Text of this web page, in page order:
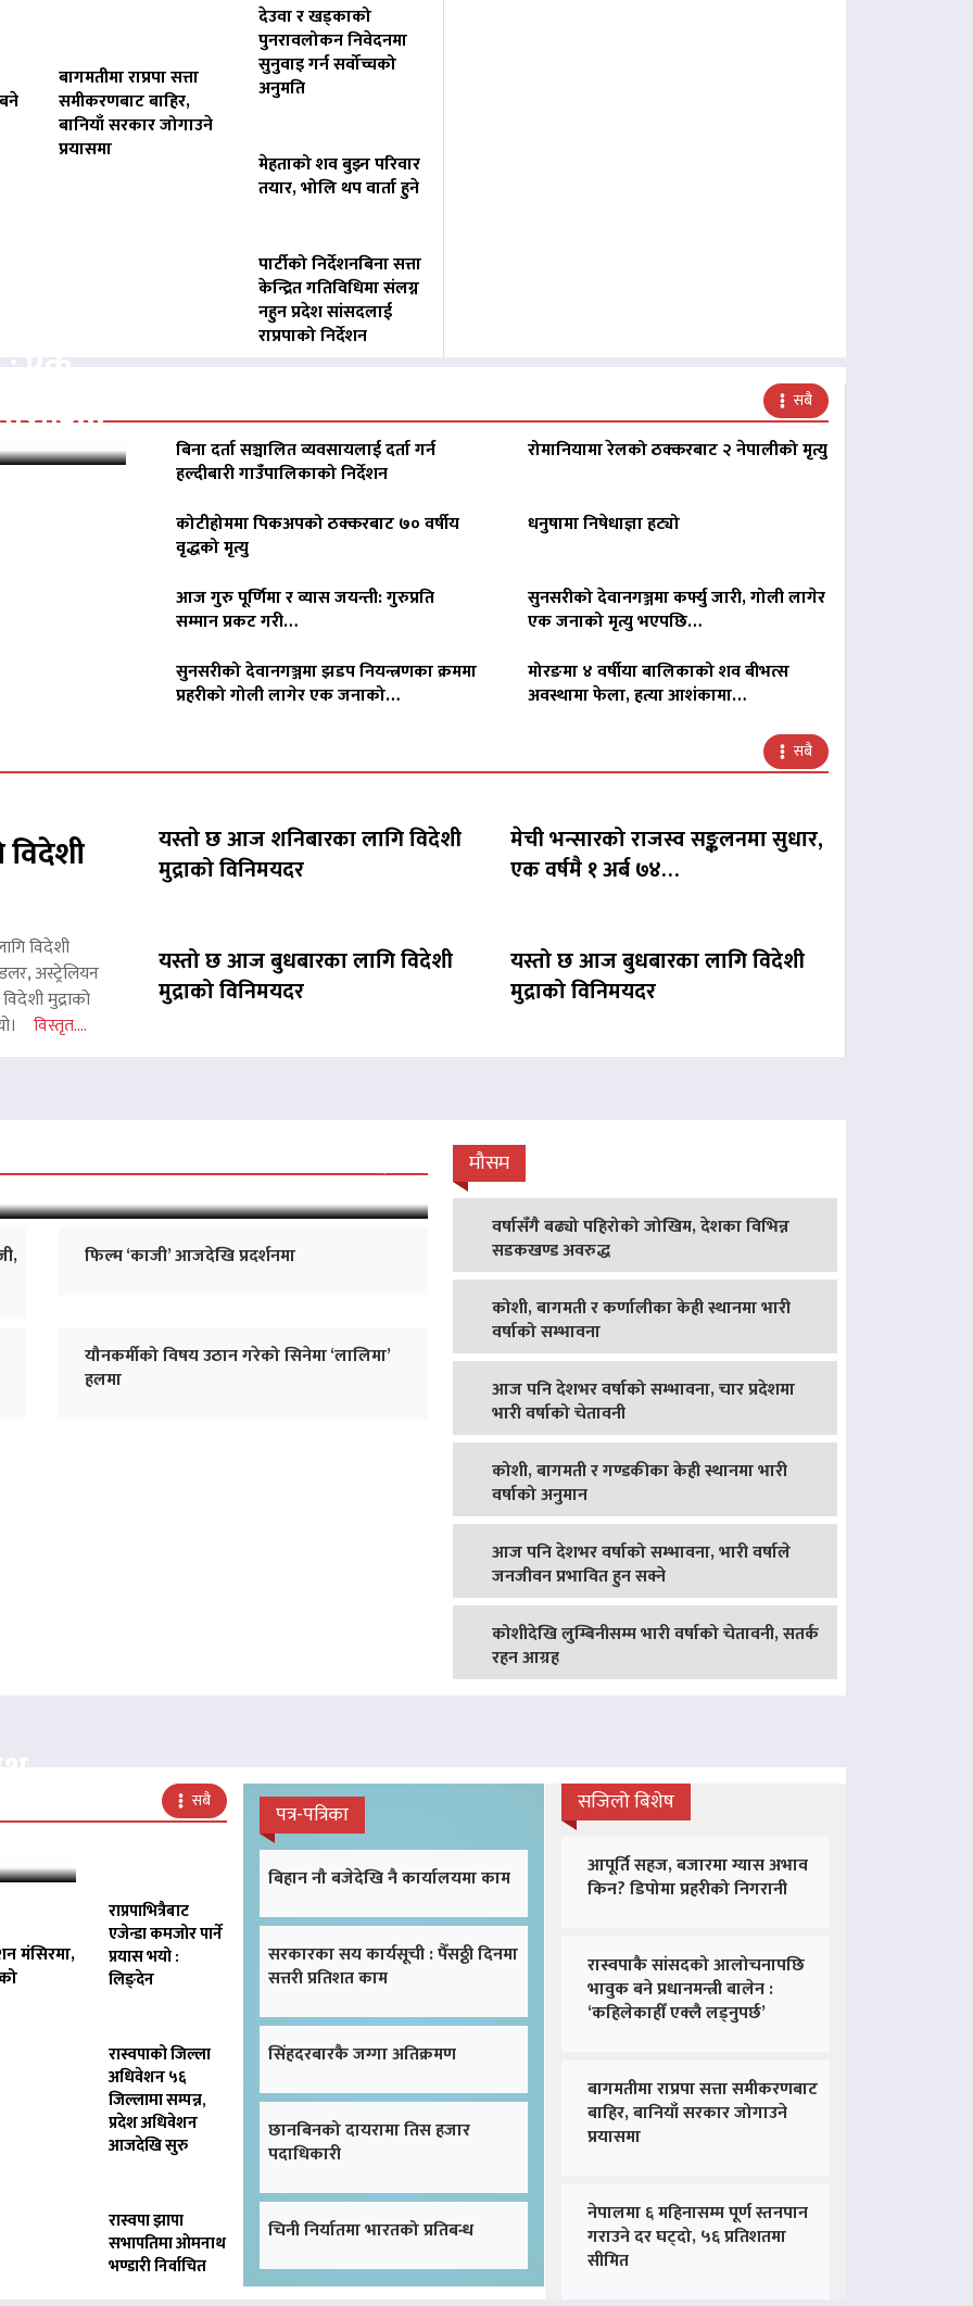
बागमतीमा राप्रपा सत्ता
समीकरणबाट बाहिर,
बानियाँ सरकार जोगाउने
प्रयासमा
देउवा र खड्काको
पुनरावलोकन निवेदनमा
सुनुवाइ गर्न सर्वोच्चको
अनुमति
मेहताको शव बुझ्न परिवार
तयार, भोलि थप वार्ता हुने
पार्टीको निर्देशनबिना सत्ता
केन्द्रित गतिविधिमा संलग्न
नहुन प्रदेश सांसदलाई
राप्रपाको निर्देशन
सबै
बिना दर्ता सञ्चालित व्यवसायलाई दर्ता गर्न
हल्दीबारी गाउँपालिकाको निर्देशन
रोमानियामा रेलको ठक्करबाट २ नेपालीको मृत्यु
कोटीहोममा पिकअपको ठक्करबाट ७० वर्षीय
वृद्धको मृत्यु
धनुषामा निषेधाज्ञा हट्यो
आज गुरु पूर्णिमा र व्यास जयन्ती: गुरुप्रति
सम्मान प्रकट गरी…
सुनसरीको देवानगञ्जमा कर्फ्यु जारी, गोली लागेर
एक जनाको मृत्यु भएपछि…
सुनसरीको देवानगञ्जमा झडप नियन्त्रणका क्रममा
प्रहरीको गोली लागेर एक जनाको…
मोरङमा ४ वर्षीया बालिकाको शव बीभत्स
अवस्थामा फेला, हत्या आशंकामा…
सबै
विदेशी
अस्ट्रेलियन
मुद्राको
विस्तृत....
यस्तो छ आज शनिबारका लागि विदेशी
मुद्राको विनिमयदर
मेची भन्सारको राजस्व सङ्कलनमा सुधार,
एक वर्षमै १ अर्ब ७४…
यस्तो छ आज बुधबारका लागि विदेशी
मुद्राको विनिमयदर
यस्तो छ आज बुधबारका लागि विदेशी
मुद्राको विनिमयदर
प्रदर्शनको ५१औँ दिन पूरा
फिल्म ‘काजी’ आजदेखि प्रदर्शनमा
यौनकर्मीको विषय उठान गरेको सिनेमा ‘लालिमा’
हलमा
मौसम
वर्षासँगै बढ्यो पहिरोको जोखिम, देशका विभिन्न
सडकखण्ड अवरुद्ध
कोशी, बागमती र कर्णालीका केही स्थानमा भारी
वर्षाको सम्भावना
आज पनि देशभर वर्षाको सम्भावना, चार प्रदेशमा
भारी वर्षाको चेतावनी
कोशी, बागमती र गण्डकीका केही स्थानमा भारी
वर्षाको अनुमान
आज पनि देशभर वर्षाको सम्भावना, भारी वर्षाले
जनजीवन प्रभावित हुन सक्ने
कोशीदेखि लुम्बिनीसम्म भारी वर्षाको चेतावनी, सतर्क
रहन आग्रह
सबै
मंसिरमा,
राप्रपाभित्रैबाट
एजेन्डा कमजोर पार्ने
प्रयास भयो :
लिङ्देन
रास्वपाको जिल्ला
अधिवेशन ५६
जिल्लामा सम्पन्न,
प्रदेश अधिवेशन
आजदेखि सुरु
रास्वपा झापा
सभापतिमा ओमनाथ
भण्डारी निर्वाचित
पत्र-पत्रिका
बिहान नौ बजेदेखि नै कार्यालयमा काम
सरकारका सय कार्यसूची : पैँसठ्ठी दिनमा
सत्तरी प्रतिशत काम
सिंहदरबारकै जग्गा अतिक्रमण
छानबिनको दायरामा तिस हजार
पदाधिकारी
चिनी निर्यातमा भारतको प्रतिबन्ध
सजिलो बिशेष
आपूर्ति सहज, बजारमा ग्यास अभाव
किन? डिपोमा प्रहरीको निगरानी
रास्वपाकै सांसदको आलोचनापछि
भावुक बने प्रधानमन्त्री बालेन :
‘कहिलेकाहीँ एक्लै लड्नुपर्छ’
बागमतीमा राप्रपा सत्ता समीकरणबाट
बाहिर, बानियाँ सरकार जोगाउने
प्रयासमा
नेपालमा ६ महिनासम्म पूर्ण स्तनपान
गराउने दर घट्दो, ५६ प्रतिशतमा
सीमित